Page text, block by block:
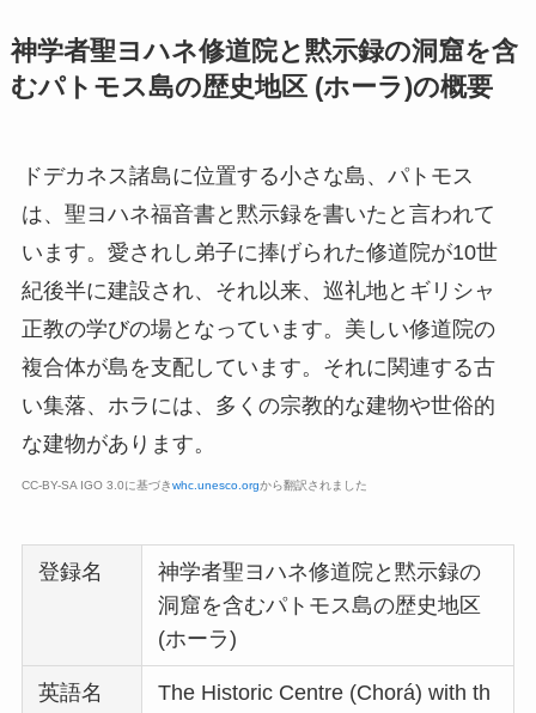
神学者聖ヨハネ修道院と黙示録の洞窟を含
むパトモス島の歴史地区 (ホーラ)の概要
ドデカネス諸島に位置する小さな島、パトモス
は、聖ヨハネ福音書と黙示録を書いたと言われて
います。愛されし弟子に捧げられた修道院が10世
紀後半に建設され、それ以来、巡礼地とギリシャ
正教の学びの場となっています。美しい修道院の
複合体が島を支配しています。それに関連する古
い集落、ホラには、多くの宗教的な建物や世俗的
な建物があります。
CC-BY-SA IGO 3.0に基づきwhc.unesco.orgから翻訳されました
登録名
神学者聖ヨハネ修道院と黙示録の
洞窟を含むパトモス島の歴史地区
(ホーラ)
英語名
The Historic Centre (Chorá) with th